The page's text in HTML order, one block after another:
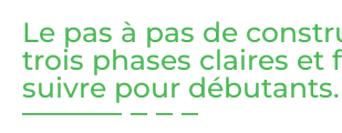
Le pas à pas de
trois phases claires et
suivre pour débutants.